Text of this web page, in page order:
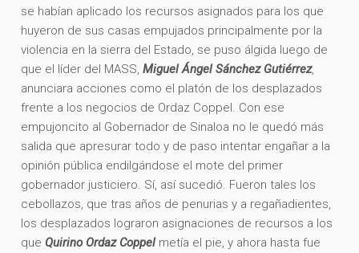
se habían aplicado los recursos asignados para los que
huyeron de sus casas empujados principalmente por la
violencia en la sierra del Estado, se puso álgida luego de
que el líder del MASS,Miguel Ángel Sánchez Gutiérrez,
anunciara acciones como el platón de los desplazados
frente a los negocios de Ordaz Coppel. Con ese
empujoncito al Gobernador de Sinaloa no le quedó más
salida que apresurar todo y de paso intentar engañar a la
opinión pública endilgándose el mote del primer
gobernador justiciero. Sí, así sucedió. Fueron tales los
cebollazos, que tras años de penurias y a regañadientes,
los desplazados lograron asignaciones de recursos a los
que Quirino Ordaz Coppelmetía el pie, y ahora hasta fue